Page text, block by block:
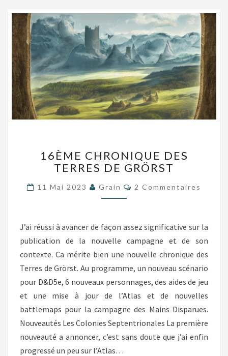
CHRONIQUE
DES
DE
GRÖRST
16ÈME CHRONIQUE DES
TERRES DE GRÖRST
11 Mai 2023 Grain Commentaires
2 Commentaires
J’ai réussi à avancer de façon assez significative sur la
publication de la nouvelle campagne et de son
contexte. Ca mérite bien une nouvelle chronique des
Terres de Grörst. Au programme, un nouveau scénario
pour D&D5e, 6 nouveaux personnages, des aides de jeu
et une mise à jour de l’Atlas et de nouvelles
battlemaps pour la campagne des Mains Disparues.
Nouveautés Les Colonies Septentrionales La première
nouveauté a annoncer, c’est sans doute que j’ai enfin
progressé un peu sur l’Atlas…